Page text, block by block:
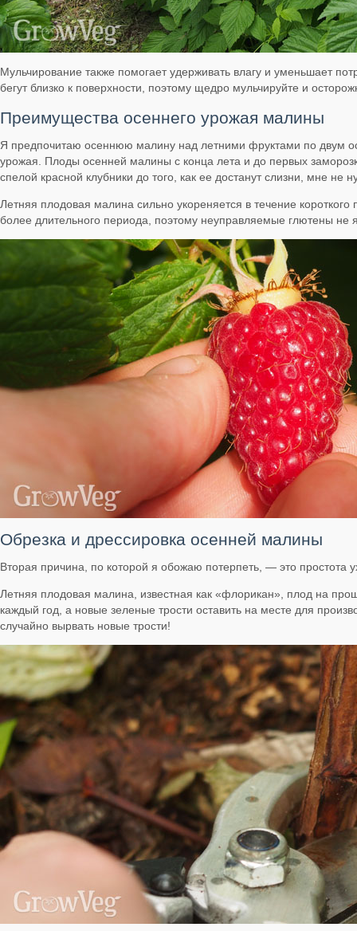
Мульчирование также помогает удерживать влагу и уменьшает
бегут близко к поверхности, поэтому щедро мульчируйте и
Преимущества осеннего урожая малины
Я предпочитаю осеннюю малину над летними фруктами по двум
урожая. Плоды осенней малины с конца лета и до первых
спелой красной клубники до того, как ее достанут слизни, мне
Летняя плодовая малина сильно укореняется в течение
более длительного периода, поэтому неуправляемые глютены не
Обрезка и дрессировка осенней малины
Вторая причина, по которой я обожаю потерпеть, — это
Летняя плодовая малина, известная как «флорикан», плод на
каждый год, а новые зеленые трости оставить на месте для
случайно вырвать новые трости!